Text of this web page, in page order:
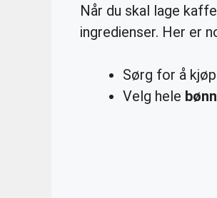
Når du skal lage
ingredienser. Her er
Sørg for å
Velg hele